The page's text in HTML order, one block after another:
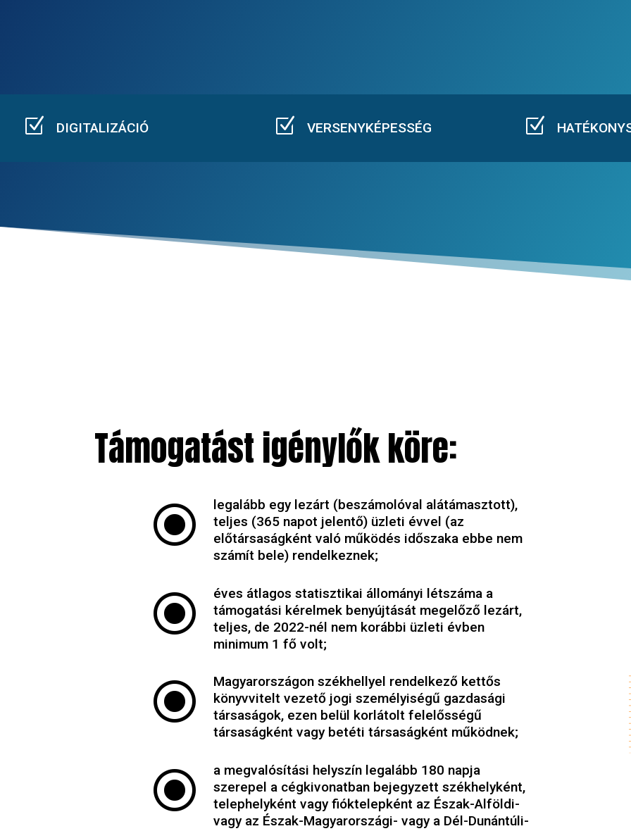
Z DIGITALIZÁCIÓ Z VERSENYKÉPESSÉG Z
Támogatást igénylők köre:
\
legalább egy lezárt (beszámolóval alátámasztott),
teljes (365 napot jelentő) üzleti évvel (az
előtársaságként való működés időszaka ebbe nem
számít bele) rendelkeznek;
\
éves átlagos statisztikai állományi létszáma a
támogatási kérelmek benyújtását megelőző lezárt,
teljes, de 2022-nél nem korábbi üzleti évben
minimum 1 fő volt;
\
Magyarországon székhellyel rendelkező kettős
könyvvitelt vezető jogi személyiségű gazdasági
társaságok, ezen belül korlátolt felelősségű
társaságként vagy betéti társaságként működnek;
\
a megvalósítási helyszín legalább 180 napja
szerepel a cégkivonatban bejegyzett székhelyként,
telephelyként vagy fióktelepként az Észak-Alföldi-
vagy az Észak-Magyarországi- vagy a Dél-Dunántúli-